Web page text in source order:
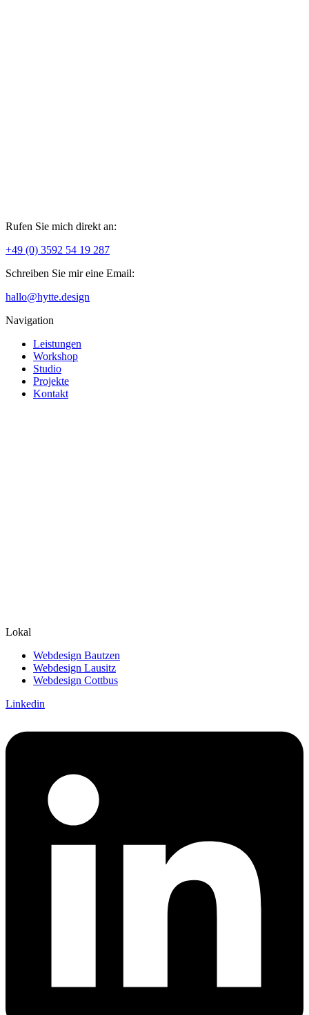
Rufen Sie mich direkt an:
+49 (0) 3592 54 19 287
Schreiben Sie mir eine Email:
hallo@hytte.design
Navigation
Leistungen
Workshop
Studio
Projekte
Kontakt
Lokal
Webdesign Bautzen
Webdesign Lausitz
Webdesign Cottbus
Linkedin